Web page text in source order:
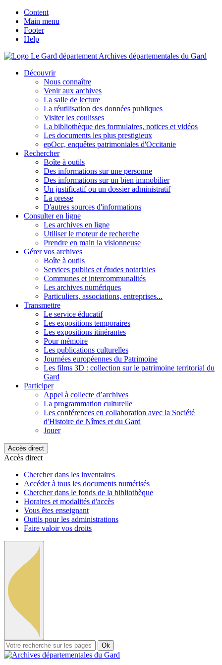
Content
Main menu
Footer
Help
Archives départementales du Gard
Découvrir
Nous connaître
Venir aux archives
La salle de lecture
La réutilisation des données publiques
Visiter les coulisses
La bibliothèque des formulaires, notices et vidéos
Les documents les plus prestigieux
epOcc, enquêtes patrimoniales d'Occitanie
Rechercher
Boîte à outils
Des informations sur une personne
Des informations sur un bien immobilier
Un justificatif ou un dossier administratif
La presse
D'autres sources d'informations
Consulter en ligne
Les archives en ligne
Utiliser le moteur de recherche
Prendre en main la visionneuse
Gérer vos archives
Boîte à outils
Services publics et études notariales
Communes et intercommunalités
Les archives numériques
Particuliers, associations, entreprises...
Transmettre
Le service éducatif
Les expositions temporaires
Les expositions itinérantes
Pour mémoire
Les publications culturelles
Journées européennes du Patrimoine
Les films 3D : collection sur le patrimoine territorial du
Gard
Participer
Appel à collecte d’archives
La programmation culturelle
Les conférences en collaboration avec la Société
d'Histoire de Nîmes et du Gard
Jouer
Accès direct
Accès direct
Chercher dans les inventaires
Accéder à tous les documents numérisés
Chercher dans le fonds de la bibliothèque
Horaires et modalités d'accès
Vous êtes enseignant
Outils pour les administrations
Faire valoir vos droits
Ok